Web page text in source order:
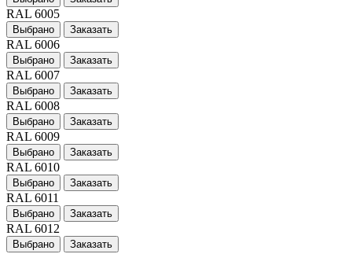
RAL 6005
Выбрано Заказать
RAL 6006
Выбрано Заказать
RAL 6007
Выбрано Заказать
RAL 6008
Выбрано Заказать
RAL 6009
Выбрано Заказать
RAL 6010
Выбрано Заказать
RAL 6011
Выбрано Заказать
RAL 6012
Выбрано Заказать